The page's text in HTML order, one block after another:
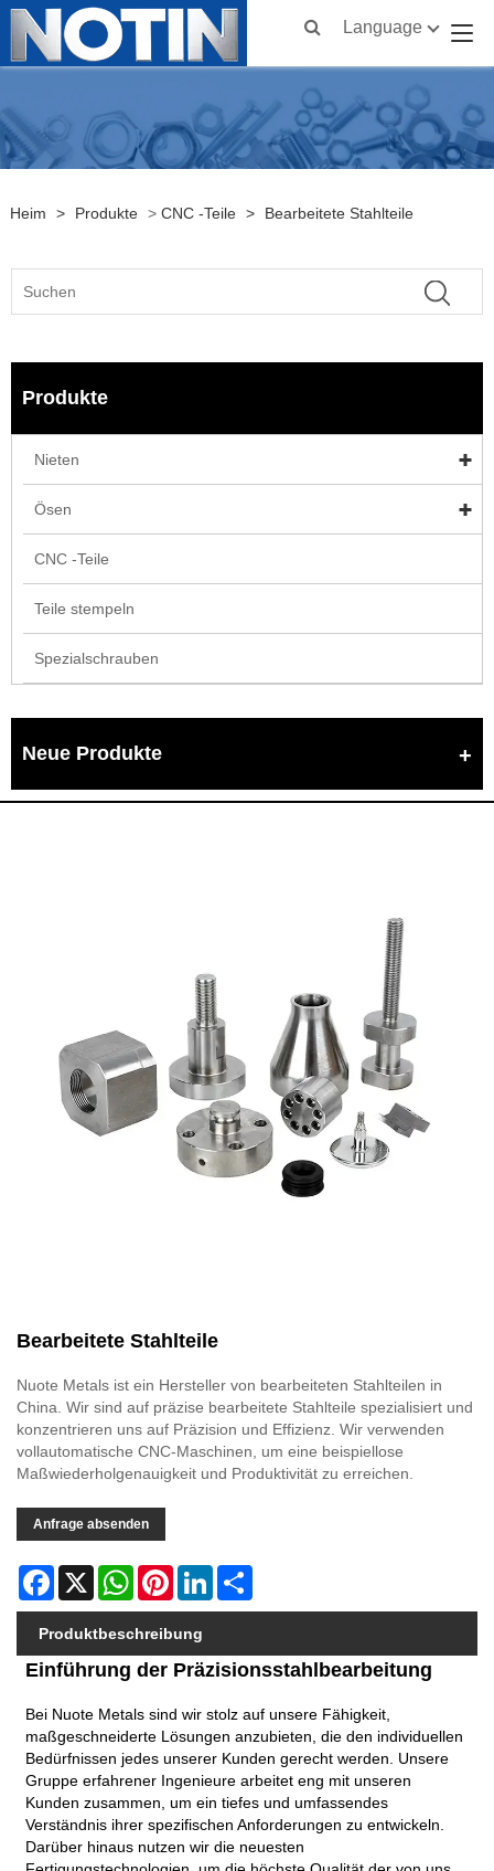
Language
Heim > Produkte > CNC -Teile > Bearbeitete Stahlteile
Produkte
Nieten
Ösen
CNC -Teile
Teile stempeln
Spezialschrauben
Neue Produkte
Bearbeitete Stahlteile
Nuote Metals ist ein Hersteller von bearbeiteten Stahlteilen in
China. Wir sind auf präzise bearbeitete Stahlteile spezialisiert und
konzentrieren uns auf Präzision und Effizienz. Wir verwenden
vollautomatische CNC-Maschinen, um eine beispiellose
Maßwiederholgenauigkeit und Produktivität zu erreichen.
Anfrage absenden
Facebook
X WhatsAppPinterestLinkedIn
Produktbeschreibung
Einführung der Präzisionsstahlbearbeitung
Bei Nuote Metals sind wir stolz auf unsere Fähigkeit,
maßgeschneiderte Lösungen anzubieten, die den individuellen
Bedürfnissen jedes unserer Kunden gerecht werden. Unsere
Gruppe erfahrener Ingenieure arbeitet eng mit unseren
Kunden zusammen, um ein tiefes und umfassendes
Verständnis ihrer spezifischen Anforderungen zu entwickeln.
Darüber hinaus nutzen wir die neuesten